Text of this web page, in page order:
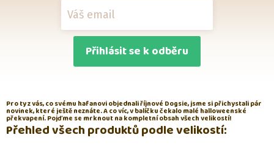
Přihlásit se k odběru
Pro ty z vás, co svému hafanovi objednali říjnové Dogsie, jsme si přichystali pár
novinek, které ještě neznáte. A co víc, v balíčku čekalo malé halloweenské
překvapení. Pojďme se mrknout na kompletní obsah všech velikostí!
Přehled všech produktů podle velikostí: